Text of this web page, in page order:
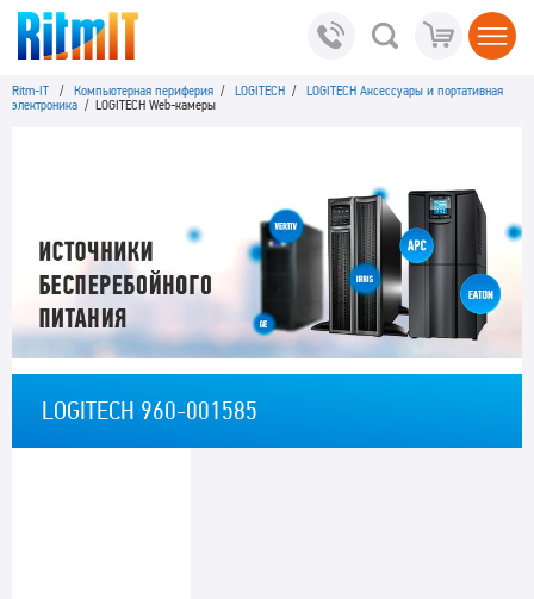
Ritm-IT / Компьютерная периферия / LOGITECH / LOGITECH Аксессуары и портативная
электроника / LOGITECH Web-камеры
LOGITECH 960-001585